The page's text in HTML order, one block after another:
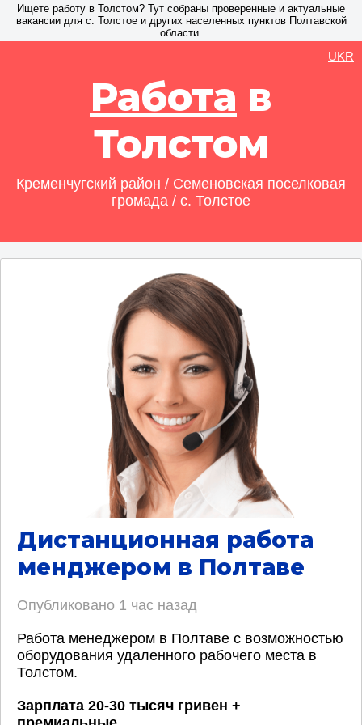
Ищете работу в Толстом? Тут собраны проверенные и актуальные
вакансии для с. Толстое и других населенных пунктов Полтавской
области.
Работа в
Толстом
Кременчугский район / Семеновская поселковая
громада / с. Толстое
UKR
Дистанционная работа
менджером в Полтаве
Опубликовано 1 час назад
Работа менеджером в Полтаве с возможностью
оборудования удаленного рабочего места в
Толстом.
Зарплата 20-30 тысяч гривен +